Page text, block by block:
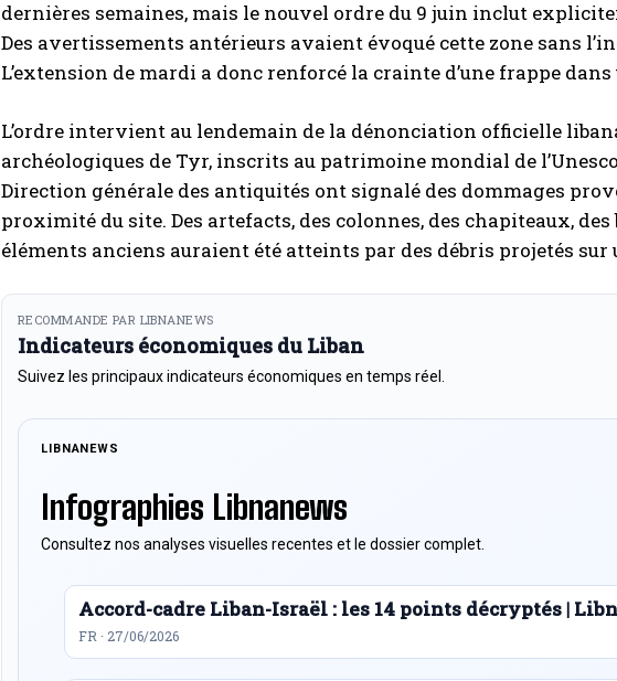
dernières semaines, mais le nouvel ordre du 9 juin inclut
Des avertissements antérieurs avaient évoqué cette zone sans
L’extension de mardi a donc renforcé la crainte d’une frappe
L’ordre intervient au lendemain de la dénonciation officielle
archéologiques de Tyr, inscrits au patrimoine mondial de
Direction générale des antiquités ont signalé des dommages
proximité du site. Des artefacts, des colonnes, des chapiteaux, des
éléments anciens auraient été atteints par des débris projetés sur
RECOMMANDE PAR LIBNANEWS
Indicateurs économiques du Liban
Suivez les principaux indicateurs économiques en temps réel.
LIBNANEWS
Infographies Libnanews
Consultez nos analyses visuelles recentes et le dossier complet.
Accord-cadre Liban-Israël : les 14 points décryptés |
FR · 27/06/2026